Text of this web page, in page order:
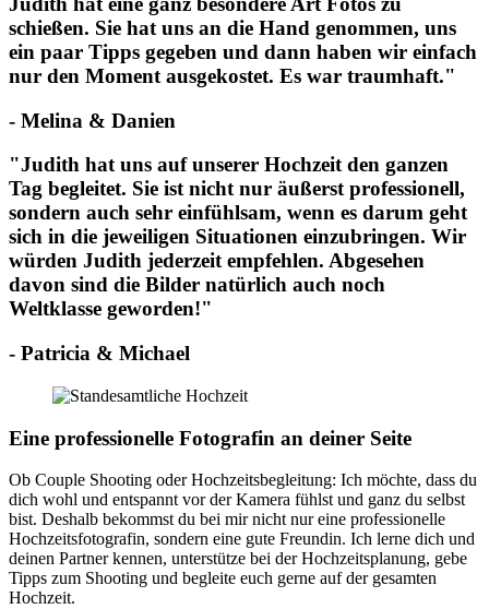
schießen. Sie hat uns an die Hand genommen, uns
ein paar Tipps gegeben und dann haben wir einfach
nur den Moment ausgekostet. Es war traumhaft."
- Melina & Danien
"Judith hat uns auf unserer Hochzeit den ganzen
Tag begleitet. Sie ist nicht nur äußerst professionell,
sondern auch sehr einfühlsam, wenn es darum geht
sich in die jeweiligen Situationen einzubringen. Wir
würden Judith jederzeit empfehlen. Abgesehen
davon sind die Bilder natürlich auch noch
Weltklasse geworden!"
- Patricia & Michael
Eine professionelle Fotografin an deiner Seite
Ob Couple Shooting oder Hochzeitsbegleitung: Ich möchte, dass du
dich wohl und entspannt vor der Kamera fühlst und ganz du selbst
bist. Deshalb bekommst du bei mir nicht nur eine professionelle
Hochzeitsfotografin, sondern eine gute Freundin. Ich lerne dich und
deinen Partner kennen, unterstütze bei der Hochzeitsplanung, gebe
Tipps zum Shooting und begleite euch gerne auf der gesamten
Hochzeit.